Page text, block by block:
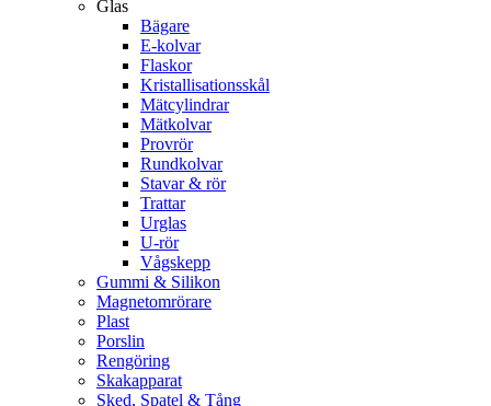
Glas
Bägare
E-kolvar
Flaskor
Kristallisationsskål
Mätcylindrar
Mätkolvar
Provrör
Rundkolvar
Stavar & rör
Trattar
Urglas
U-rör
Vågskepp
Gummi & Silikon
Magnetomrörare
Plast
Porslin
Rengöring
Skakapparat
Sked, Spatel & Tång